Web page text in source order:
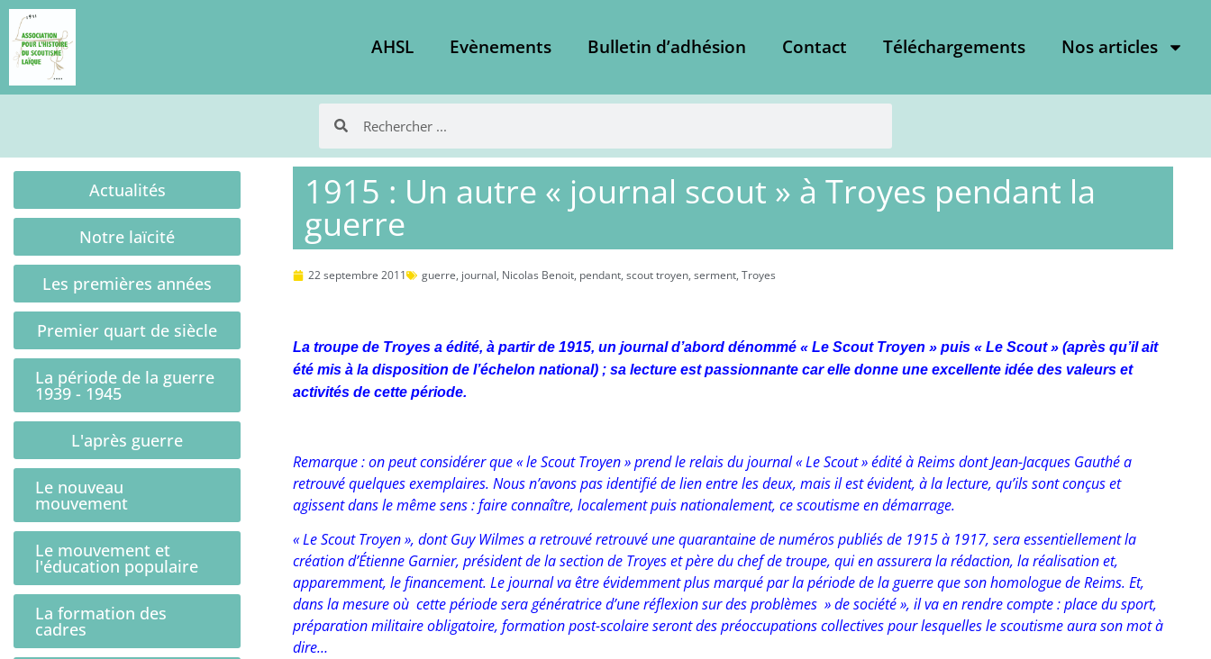
AHSL Evènements Bulletin d’adhésion Contact Téléchargements Nos articles
Actualités
Notre laïcité
Les premières années
Premier quart de siècle
La période de la guerre
1939 - 1945
L'après guerre
Le nouveau
mouvement
Le mouvement et
l'éducation populaire
La formation des
cadres
1915 : Un autre « journal scout » à Troyes pendant la
guerre
22 septembre 2011 guerre, journal, Nicolas Benoit, pendant, scout troyen, serment, Troyes
La troupe de Troyes a édité, à partir de 1915, un journal d’abord dénommé « Le Scout Troyen » puis « Le Scout » (après qu’il ait
été mis à la disposition de l’échelon national) ; sa lecture est passionnante car elle donne une excellente idée des valeurs et
activités de cette période.
Remarque : on peut considérer que « le Scout Troyen » prend le relais du journal « Le Scout » édité à Reims dont Jean-Jacques Gauthé a
retrouvé quelques exemplaires. Nous n’avons pas identifié de lien entre les deux, mais il est évident, à la lecture, qu’ils sont conçus et
agissent dans le même sens : faire connaître, localement puis nationalement, ce scoutisme en démarrage.
« Le Scout Troyen », dont Guy Wilmes a retrouvé retrouvé une quarantaine de numéros publiés de 1915 à 1917, sera essentiellement la
création d’Étienne Garnier, président de la section de Troyes et père du chef de troupe, qui en assurera la rédaction, la réalisation et,
apparemment, le financement. Le journal va être évidemment plus marqué par la période de la guerre que son homologue de Reims. Et,
dans la mesure où cette période sera génératrice d’une réflexion sur des problèmes » de société », il va en rendre compte : place du sport,
préparation militaire obligatoire, formation post-scolaire seront des préoccupations collectives pour lesquelles le scoutisme aura son mot à
dire…